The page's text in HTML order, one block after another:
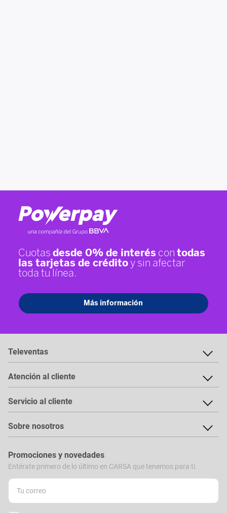
Televentas
Atención al cliente
Servicio al cliente
Sobre nosotros
Promociones y novedades
Entérate primero de lo último en CARSA que tenemos para ti